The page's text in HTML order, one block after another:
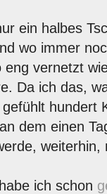
ein halbes
wo immer
eng vernetzt
Da ich das,
hundert
dem einen
ich schon